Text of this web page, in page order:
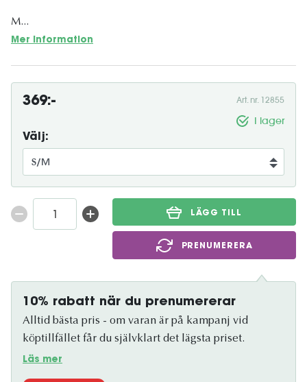
M...
Mer information
369:- Art. nr. 12855
I lager
Välj:
LÄGG TILL
PRENUMERERA
10% rabatt när du prenumererar
Alltid bästa pris - om varan är på kampanj vid
köptillfället får du självklart det lägsta priset.
Läs mer